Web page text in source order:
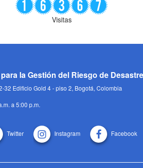
Visitas
la Gestión del Riesgo de
32 Edificio Gold 4 - piso 2, Bogotá, Colombia
a 5:00 p.m.
Twitter Instagram Facebook